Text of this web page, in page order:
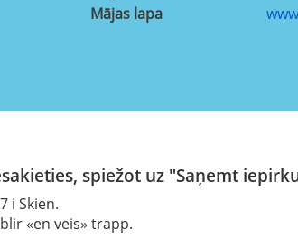
Mājas lapa
spiežot uz "Saņemt
i Skien.
«en veis» trapp.